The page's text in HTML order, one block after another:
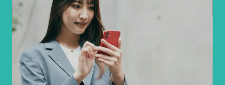
商品カテゴリー
栄養検査
パーソナライズシリーズ